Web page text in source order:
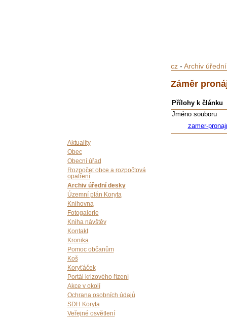
Aktuality
Obec
Obecní úřad
Rozpočet obce a rozpočtová
opatření
Archiv úřední desky
Územní plán Koryta
Knihovna
Fotogalerie
Kniha návštěv
Kontakt
Kronika
Pomoc občanům
Koš
Koryťáček
Portál krizového řízení
Akce v okolí
Ochrana osobních údajů
SDH Koryta
Veřejné osvětlení
cz- Archiv
Záměr
Přílohy k článku
Jméno souboru
zamer-